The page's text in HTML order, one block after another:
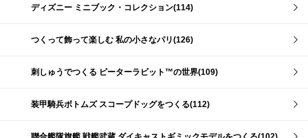
ディズニー ミニブック・コレクション(114)
つくって飾って楽しむ 私の小さなパリ(126)
刺しゅうでつくる ピーターラビット™の世界(109)
装甲騎兵ボトムズ スコープドッグをつくる(112)